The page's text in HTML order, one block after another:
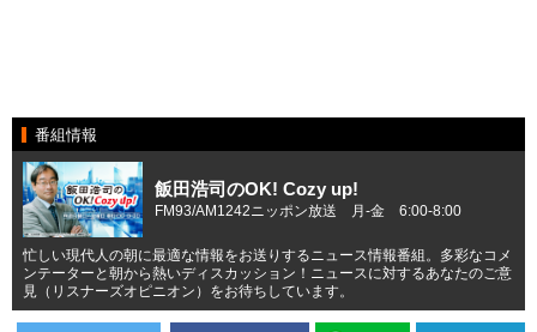
番組情報
飯田浩司のOK! Cozy up!
FM93/AM1242ニッポン放送 月-金 6:00-8:00
忙しい現代人の朝に最適な情報をお送りするニュース情報番組。多彩なコメ
ンテーターと朝から熱いディスカッション！ニュースに対するあなたのご意
見（リスナーズオピニオン）をお待ちしています。